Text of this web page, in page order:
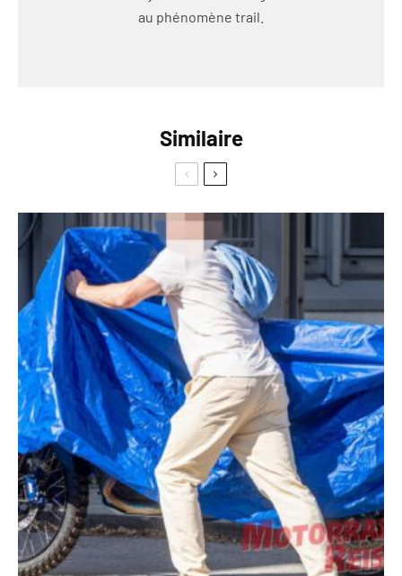
au phénomène trail.
Similaire